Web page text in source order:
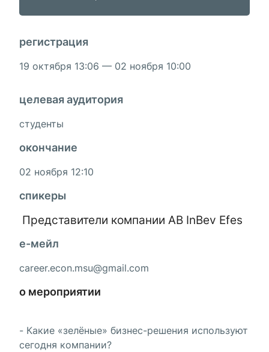
регистрация
19 октября 13:06 — 02 ноября 10:00
целевая аудитория
студенты
окончание
02 ноября 12:10
спикеры
Представители компании AB InBev Efes
e-мейл
career.econ.msu@gmail.com
о мероприятии
- Какие «зелёные» бизнес-решения используют
сегодня компании?